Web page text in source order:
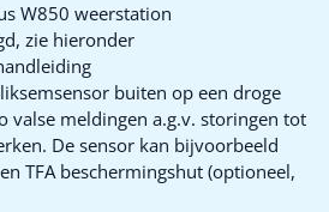
W850 weerstation
zie hieronder
buiten op een droge
valse meldingen a.g.v. storingen tot
De sensor kan bijvoorbeeld
TFA beschermingshut (optioneel,